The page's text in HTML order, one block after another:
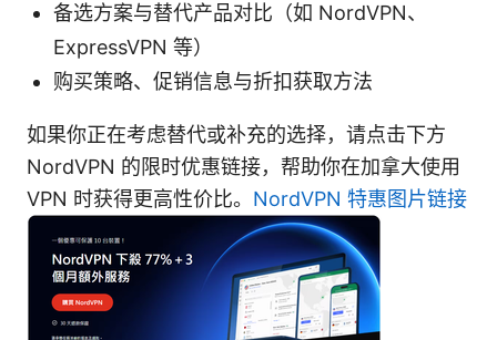
备选方案与替代产品对比（如 NordVPN、
ExpressVPN 等）
购买策略、促销信息与折扣获取方法
如果你正在考虑替代或补充的选择，请点击下方
NordVPN 的限时优惠链接，帮助你在加拿大使用
VPN 时获得更高性价比。 NordVPN 特惠图片链接